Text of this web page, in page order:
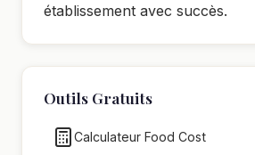
établissement avec succès.
Outils Gratuits
Calculateur Food Cost